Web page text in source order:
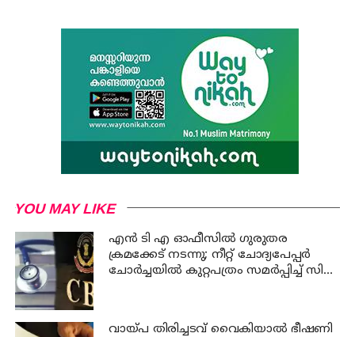
YOU MAY LIKE
എന്‍ ടി എ ഓഫീസില്‍ ഗുരുതര
ക്രമക്കേട് നടന്നു; നീറ്റ് ചോദ്യപേപ്പര്‍
ചോര്‍ച്ചയില്‍ കുറ്റപത്രം സമര്‍പ്പിച്ച് സി
വായ്പ തിരിച്ചടവ് വൈകിയാൽ ഭീഷണി